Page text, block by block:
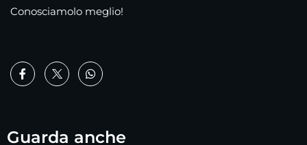
Conosciamolo meglio!
Guarda anche